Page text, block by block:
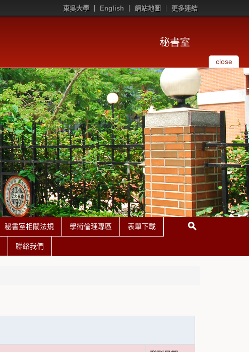
東吳大學 English 網站地圖 更多連結
秘書室
close
秘書室相關法規 學術倫理專區 表單下載
聯絡我們